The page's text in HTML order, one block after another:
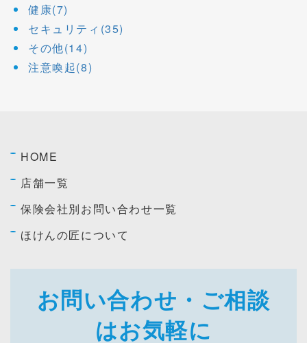
健康(7)
セキュリティ(35)
その他(14)
注意喚起(8)
HOME
店舗一覧
保険会社別お問い合わせ一覧
ほけんの匠について
お問い合わせ・ご相談
はお気軽に